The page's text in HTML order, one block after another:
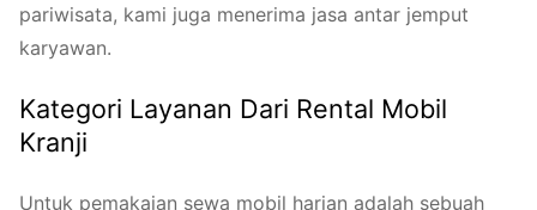
pariwisata, kami juga menerima jasa antar jemput
karyawan.
Kategori Layanan Dari Rental Mobil
Kranji
Untuk pemakaian sewa mobil harian adalah sebuah